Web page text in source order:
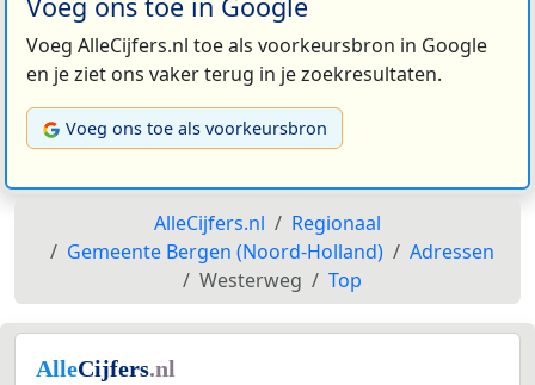
Voeg ons toe in Google
Voeg AlleCijfers.nl toe als voorkeursbron in Google
en je ziet ons vaker terug in je zoekresultaten.
Voeg ons toe als voorkeursbron
AlleCijfers.nl
Regionaal
Gemeente Bergen (Noord-Holland)
Adressen
Westerweg
Top